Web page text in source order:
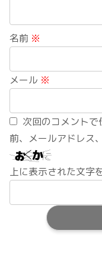
名前 ※
メール ※
次回のコメント
前、メールアドレス
上に表示された文字